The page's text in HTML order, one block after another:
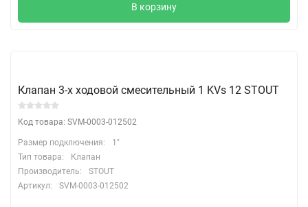
В корзину
Клапан 3-х ходовой смесительный 1 KVs 12 STOUT
Код товара: SVM-0003-012502
Размер подключения:
1"
Тип товара:
Клапан
Производитель:
STOUT
Артикул:
SVM-0003-012502